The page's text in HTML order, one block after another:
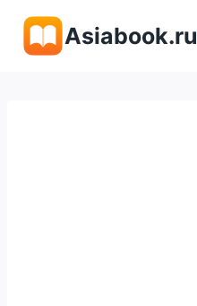
содержимому
Asiabook.ru